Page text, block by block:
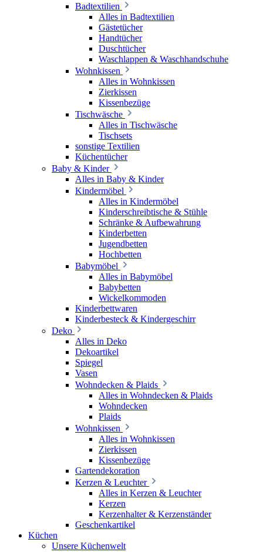
Badtextilien
Alles in Badtextilien
Gästetücher
Handtücher
Duschtücher
Waschlappen & Waschhandschuhe
Wohnkissen
Alles in Wohnkissen
Zierkissen
Kissenbezüge
Tischwäsche
Alles in Tischwäsche
Tischsets
sonstige Textilien
Küchentücher
Baby & Kinder
Alles in Baby & Kinder
Kindermöbel
Alles in Kindermöbel
Kinderschreibtische & Stühle
Schränke & Aufbewahrung
Kinderbetten
Jugendbetten
Hochbetten
Babymöbel
Alles in Babymöbel
Babybetten
Wickelkommoden
Kinderbettwaren
Kinderbesteck & Kindergeschirr
Deko
Alles in Deko
Dekoartikel
Spiegel
Vasen
Wohndecken & Plaids
Alles in Wohndecken & Plaids
Wohndecken
Plaids
Wohnkissen
Alles in Wohnkissen
Zierkissen
Kissenbezüge
Gartendekoration
Kerzen & Leuchter
Alles in Kerzen & Leuchter
Kerzen
Kerzenhalter & Kerzenständer
Geschenkartikel
Küchen
Unsere Küchenwelt